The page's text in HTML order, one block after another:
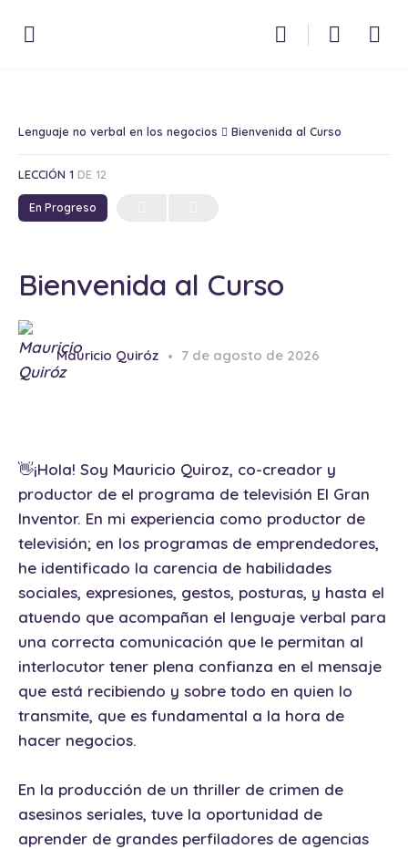
Lenguaje no verbal en los negocios Bienvenida al Curso
LECCIÓN 1 DE 12
En Progreso
Bienvenida al Curso
Mauricio Quiróz 7 de agosto de 2026
👋¡Hola! Soy Mauricio Quiroz, co-creador y
productor de el programa de televisión El Gran
Inventor. En mi experiencia como productor de
televisión; en los programas de emprendedores,
he identificado la carencia de habilidades
sociales, expresiones, gestos, posturas, y hasta el
atuendo que acompañan el lenguaje verbal para
una correcta comunicación que le permitan al
interlocutor tener plena confianza en el mensaje
que está recibiendo y sobre todo en quien lo
transmite, que es fundamental a la hora de
hacer negocios.
En la producción de un thriller de crimen de
asesinos seriales, tuve la oportunidad de
aprender de grandes perfiladores de agencias